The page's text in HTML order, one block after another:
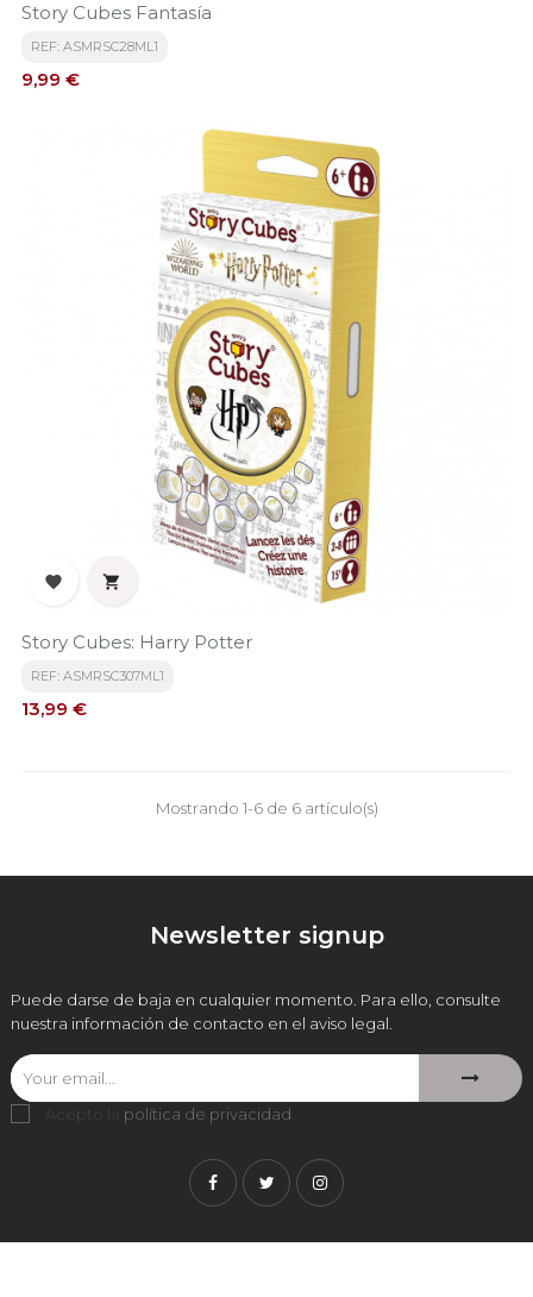
Story Cubes Fantasía
REF: ASMRSC28ML1
Precio
9,99 €
 
Story Cubes: Harry Potter
REF: ASMRSC307ML1
Precio
13,99 €
Mostrando 1-6 de 6 artículo(s)
Newsletter signup
Puede darse de baja en cualquier momento. Para ello, consulte
nuestra información de contacto en el aviso legal.
Acepto la política de privacidad
FacebookTwitterInstagram